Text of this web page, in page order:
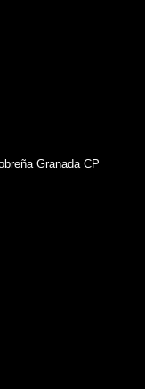
Granada CP